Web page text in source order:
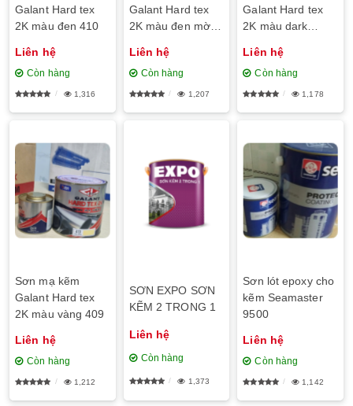
Galant Hard tex
2K màu đen 410
Liên hệ
Còn hàng
1,316
Galant Hard tex
2K màu đen mờ
Liên hệ
Còn hàng
1,207
Galant Hard tex
2K màu dark
Liên hệ
Còn hàng
1,178
Sơn mạ kẽm
Galant Hard tex
2K màu vàng 409
Liên hệ
Còn hàng
1,212
SƠN EXPO SƠN
KẼM 2 TRONG 1
Liên hệ
Còn hàng
1,373
Sơn lót epoxy cho
kẽm Seamaster
9500
Liên hệ
Còn hàng
1,142